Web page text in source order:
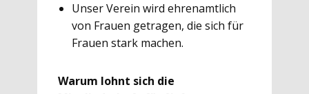
Unser Verein wird ehrenamtlich
von Frauen getragen, die sich für
Frauen stark machen.
Warum lohnt sich die